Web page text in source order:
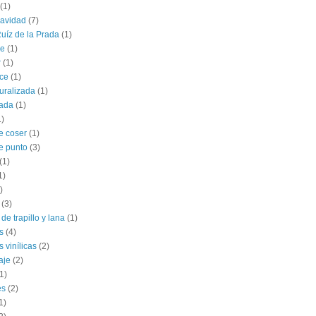
(1)
(7)
de la Prada (1)
(1)
(1)
(1)
(1)
(1)
coser (1)
punto (3)
(1)
(3)
trapillo y lana (1)
(4)
vinílicas (2)
(2)
(2)